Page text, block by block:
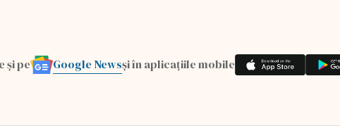
și pe Google Newsși în aplicațiile mobile